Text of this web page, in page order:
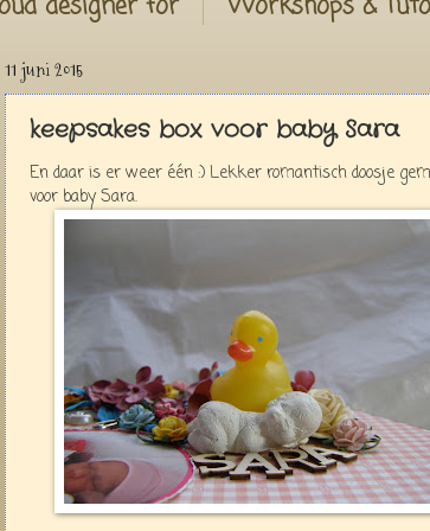
11 juni 2015
keepsakes box voor baby Sara
En daar is er weer één :) Lekker romantisch doosje
voor baby Sara.